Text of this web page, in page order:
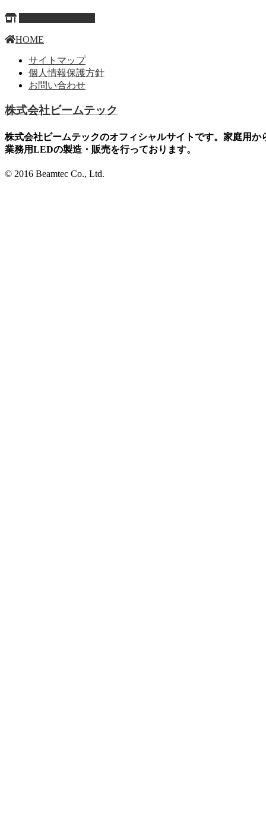
HOME
サイトマップ
個人情報保護方針
お問い合わせ
株式会社ビームテック
株式会社ビームテックのオフィシャルサイトです。家庭用か
業務用LEDの製造・販売を行っております。
© 2016 Beamtec Co., Ltd.